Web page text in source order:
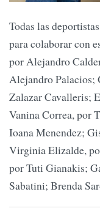
Todas las
para colaborar con
por Alejandro
Alejandro Palacios;
Zalazar Cavalleris;
Vanina Correa, por
Ioana Menendez;
Virginia Elizalde,
por Tuti Gianakis;
Sabatini; Brenda